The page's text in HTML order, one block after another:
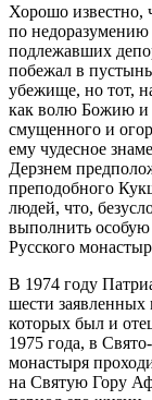
Хорошо известно,
по
подлежавших
побежал в
убежище, но тот,
как волю Божию и
смущенного и
ему чудесное
Дерзнем
преподобного
людей, что,
выполнить
Русского
В 1974 году
шести
которых был и
1975 года, в
монастыря
на Святую Гору